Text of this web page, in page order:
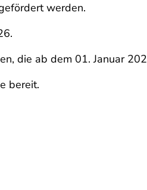
werden.
die ab dem 01. Januar
bereit.